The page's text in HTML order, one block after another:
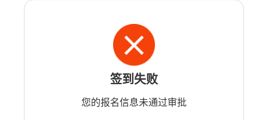
签到失败
您的报名信息未通过审批